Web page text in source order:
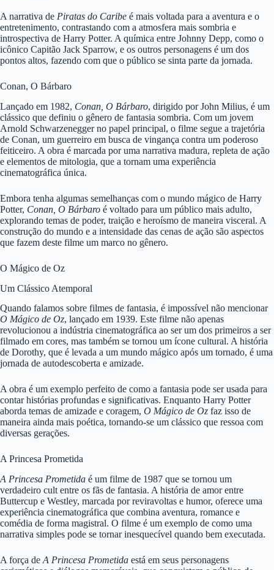
A narrativa de Piratas do Caribe é mais voltada para a aventura e o
entretenimento, contrastando com a atmosfera mais sombria e
introspectiva de Harry Potter. A química entre Johnny Depp, como o
icônico Capitão Jack Sparrow, e os outros personagens é um dos
pontos altos, fazendo com que o público se sinta parte da jornada.
Conan, O Bárbaro
Lançado em 1982, Conan, O Bárbaro, dirigido por John Milius, é um
clássico que definiu o gênero de fantasia sombria. Com um jovem
Arnold Schwarzenegger no papel principal, o filme segue a trajetória
de Conan, um guerreiro em busca de vingança contra um poderoso
feiticeiro. A obra é marcada por uma narrativa madura, repleta de ação
e elementos de mitologia, que a tornam uma experiência
cinematográfica única.
Embora tenha algumas semelhanças com o mundo mágico de Harry
Potter, Conan, O Bárbaro é voltado para um público mais adulto,
explorando temas de poder, traição e heroísmo de maneira visceral. A
construção do mundo e a intensidade das cenas de ação são aspectos
que fazem deste filme um marco no gênero.
O Mágico de Oz
Um Clássico Atemporal
Quando falamos sobre filmes de fantasia, é impossível não mencionar
O Mágico de Oz, lançado em 1939. Este filme não apenas
revolucionou a indústria cinematográfica ao ser um dos primeiros a ser
filmado em cores, mas também se tornou um ícone cultural. A história
de Dorothy, que é levada a um mundo mágico após um tornado, é uma
jornada de autodescoberta e amizade.
A obra é um exemplo perfeito de como a fantasia pode ser usada para
contar histórias profundas e significativas. Enquanto Harry Potter
aborda temas de amizade e coragem, O Mágico de Oz faz isso de
maneira ainda mais poética, tornando-se um clássico que ressoa com
diversas gerações.
A Princesa Prometida
A Princesa Prometida é um filme de 1987 que se tornou um
verdadeiro cult entre os fãs de fantasia. A história de amor entre
Buttercup e Westley, marcada por reviravoltas e humor, oferece uma
experiência cinematográfica que combina aventura, romance e
comédia de forma magistral. O filme é um exemplo de como uma
narrativa simples pode se tornar inesquecível quando bem executada.
A força de A Princesa Prometida está em seus personagens